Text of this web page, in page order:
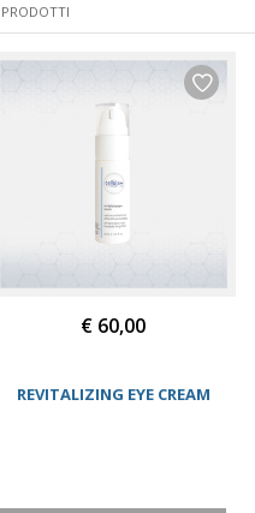
REVITALIZING EYE CREAM
€ 60,00